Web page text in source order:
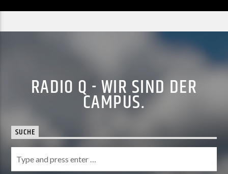
RADIO Q - WIR SIND DER
CAMPUS.
SUCHE